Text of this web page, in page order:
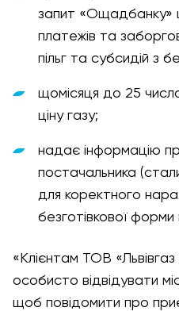
запит «Ощадбанку»
платежів та
пільг та субсидій з
щомісяця до 25
ціну газу;
надає інформацію
постачальника
для коректного
безготівкової форми
«Клієнтам ТОВ
особисто відвідувати
щоб повідомити про